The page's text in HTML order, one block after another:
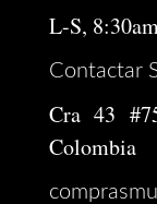
L-S,
Contactar
Cra 43
Colombia